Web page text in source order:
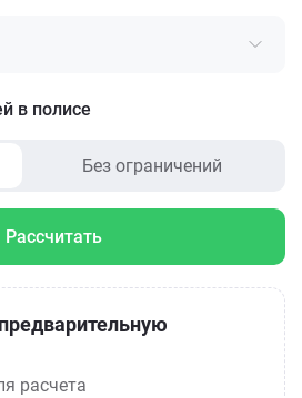
в полисе
Без ограничений
Рассчитать
расчета